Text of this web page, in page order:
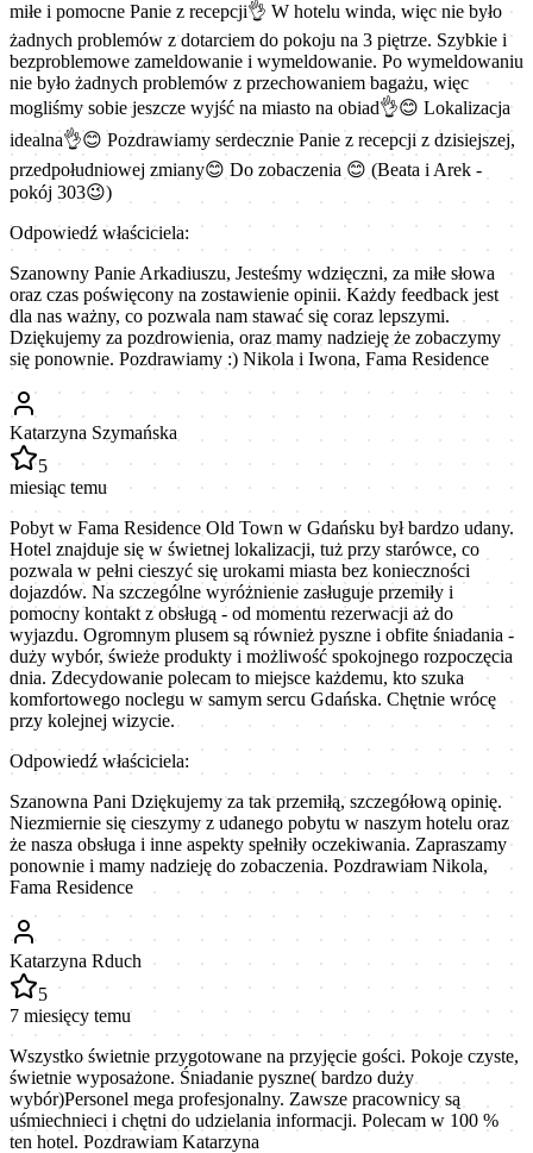
miłe i pomocne Panie z recepcji👌 W hotelu winda, więc nie było
żadnych problemów z dotarciem do pokoju na 3 piętrze. Szybkie i
bezproblemowe zameldowanie i wymeldowanie. Po wymeldowaniu
nie było żadnych problemów z przechowaniem bagażu, więc
mogliśmy sobie jeszcze wyjść na miasto na obiad👌😊 Lokalizacja
idealna👌😊 Pozdrawiamy serdecznie Panie z recepcji z dzisiejszej,
przedpołudniowej zmiany😊 Do zobaczenia 😊 (Beata i Arek -
pokój 303😉)
Odpowiedź właściciela:
Szanowny Panie Arkadiuszu, Jesteśmy wdzięczni, za miłe słowa
oraz czas poświęcony na zostawienie opinii. Każdy feedback jest
dla nas ważny, co pozwala nam stawać się coraz lepszymi.
Dziękujemy za pozdrowienia, oraz mamy nadzieję że zobaczymy
się ponownie. Pozdrawiamy :) Nikola i Iwona, Fama Residence
Katarzyna Szymańska
5
miesiąc temu
Pobyt w Fama Residence Old Town w Gdańsku był bardzo udany.
Hotel znajduje się w świetnej lokalizacji, tuż przy starówce, co
pozwala w pełni cieszyć się urokami miasta bez konieczności
dojazdów. Na szczególne wyróżnienie zasługuje przemiły i
pomocny kontakt z obsługą - od momentu rezerwacji aż do
wyjazdu. Ogromnym plusem są również pyszne i obfite śniadania -
duży wybór, świeże produkty i możliwość spokojnego rozpoczęcia
dnia. Zdecydowanie polecam to miejsce każdemu, kto szuka
komfortowego noclegu w samym sercu Gdańska. Chętnie wrócę
przy kolejnej wizycie.
Odpowiedź właściciela:
Szanowna Pani Dziękujemy za tak przemiłą, szczegółową opinię.
Niezmiernie się cieszymy z udanego pobytu w naszym hotelu oraz
że nasza obsługa i inne aspekty spełniły oczekiwania. Zapraszamy
ponownie i mamy nadzieję do zobaczenia. Pozdrawiam Nikola,
Fama Residence
Katarzyna Rduch
5
7 miesięcy temu
Wszystko świetnie przygotowane na przyjęcie gości. Pokoje czyste,
świetnie wyposażone. Śniadanie pyszne( bardzo duży
wybór)Personel mega profesjonalny. Zawsze pracownicy są
uśmiechnieci i chętni do udzielania informacji. Polecam w 100 %
ten hotel. Pozdrawiam Katarzyna